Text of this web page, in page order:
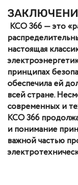
КСО 366 — это
настоящая
принципах
обеспечила ей
всей стране.
современных и
КСО 366
и понимание
важной частью